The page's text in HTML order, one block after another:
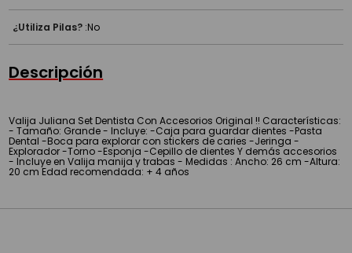
¿Utiliza Pilas? :No
Descripción
Valija Juliana Set Dentista Con Accesorios Original !! Características:
- Tamaño: Grande - Incluye: -Caja para guardar dientes -Pasta
Dental -Boca para explorar con stickers de caries -Jeringa -
Explorador -Torno -Esponja -Cepillo de dientes Y demás accesorios
- Incluye en Valija manija y trabas - Medidas : Ancho: 26 cm -Altura:
20 cm Edad recomendada: + 4 años